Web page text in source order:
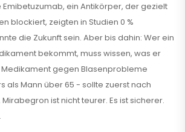
Emibetuzumab, ein Antikörper, der gezielt
blockiert, zeigten in Studien 0 %
die Zukunft sein. Aber bis dahin: Wer ein
bekommt, muss wissen, was er
Medikament gegen Blasenprobleme
als Mann über 65 - sollte zuerst nach
ist nicht teurer. Es ist sicherer.